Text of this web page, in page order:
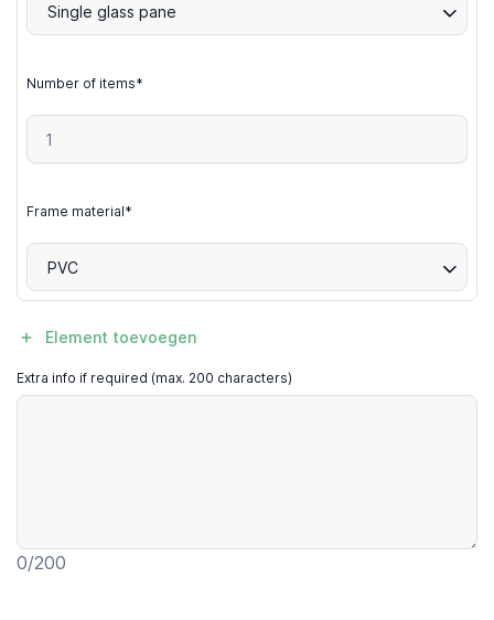
Single glass pane
Number of items*
Frame material*
PVC
Element toevoegen
Extra info if required (max. 200 characters)
0/200